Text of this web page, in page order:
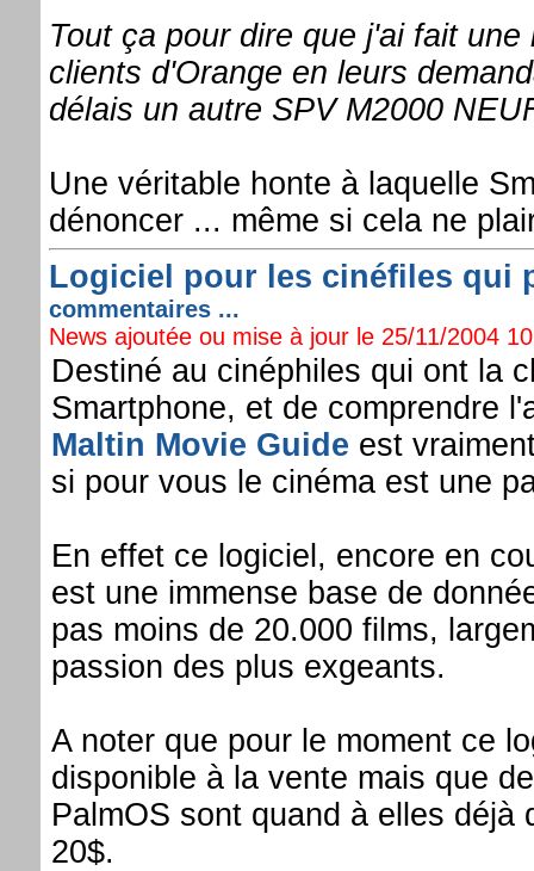
Tout ça pour dire que j'ai fait
clients d'Orange en leurs
délais un autre SPV M2000
Une véritable honte à laquelle
dénoncer ... même si cela ne
Logiciel pour les cinéfiles qui
commentaires ...
News ajoutée ou mise à jour le 25/11/2004
Destiné au cinéphiles qui ont la
Smartphone, et de comprendre
Maltin Movie Guide est
si pour vous le cinéma est une
En effet ce logiciel, encore en
est une immense base de
pas moins de 20.000 films,
passion des plus exgeants.
A noter que pour le moment ce
disponible à la vente mais que
PalmOS sont quand à elles déjà
20$.